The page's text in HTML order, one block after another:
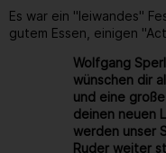
Es war ein "leiwandes"
gutem Essen, einigen
Wolfgang
wünschen dir
und eine
deinen neuen
werden unser
Ruder weiter